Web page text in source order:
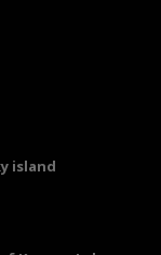
island